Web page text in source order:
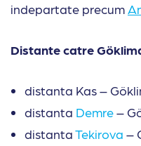
indepartate precum
Distante catre
distanta Kas –
distanta Demre–
distantaTekirova –